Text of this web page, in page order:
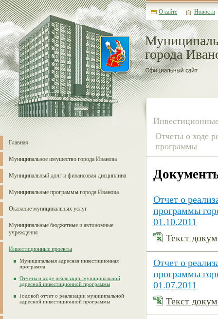
города
О сайте Новости
Главная
Муниципальное имущество города Иванова
Муниципальный долг и финансовая дисциплина
Муниципальные программы города Иванова
Оказание муниципальных услуг
Муниципальные бюджетные и автономные
учреждения
Инвестиционные проекты
Муниципальная адресная инвестиционная
программа
Отчеты о ходе реализации муниципальной
адресной инвестиционной программы
Годовой отчет о реализации муниципальной
адресной инвестиционной программы
Отчеты о ходе
программы
Отчет о
программы
01.10.2011
Текст
Отчет о
программы
01.07.2011
Текст